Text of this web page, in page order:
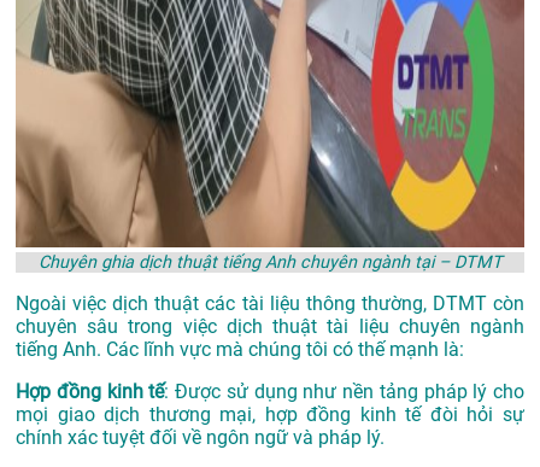
Chuyên ghia dịch thuật tiếng Anh chuyên ngành tại – DTMT
Ngoài việc dịch thuật các tài liệu thông thường, DTMT còn
chuyên sâu trong việc dịch thuật tài liệu chuyên ngành
tiếng Anh. Các lĩnh vực mà chúng tôi có thế mạnh là:
Hợp đồng kinh tế: Được sử dụng như nền tảng pháp lý cho
mọi giao dịch thương mại, hợp đồng kinh tế đòi hỏi sự
chính xác tuyệt đối về ngôn ngữ và pháp lý.